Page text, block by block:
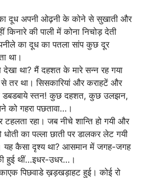
का दूध अपनी ओढ़नी के कोने से सुखाती और
किनारे की पाली में कोना निचोड़ देती
का दूध का पतला सांप कुछ दूर
था।
देखा था? मैं दहशत के मारे सन्न रह गया
से तर था। सिसकारियां और कराहटें और
डबडबाये स्तन! कुछ दहशत, कुछ उलझन,
गहरा पछतावा…।
रहा। जब नीचे शान्ति हो गयी और
का पल्ला छाती पर डालकर लेट गयी
यह कैसा दृश्य था? आसमान में जगह-जगह
हुई थीं…इधर-उधर…।
पिछवाडे ख़ड़खड़ाहट हुई। कोई रो